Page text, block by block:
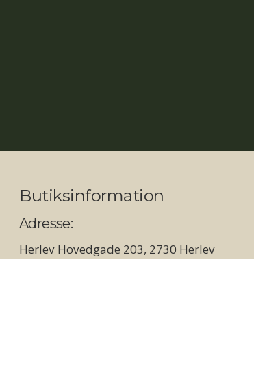
Butiksinformation
Adresse:
Herlev Hovedgade 203, 2730 Herlev